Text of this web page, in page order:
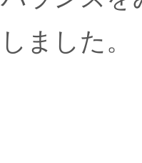
しました。